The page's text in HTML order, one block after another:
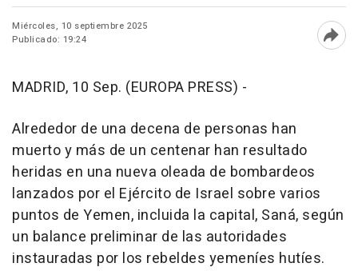
Miércoles, 10 septiembre 2025
Publicado: 19:24
MADRID, 10 Sep. (EUROPA PRESS) -
Alrededor de una decena de personas han
muerto y más de un centenar han resultado
heridas en una nueva oleada de bombardeos
lanzados por el Ejército de Israel sobre varios
puntos de Yemen, incluida la capital, Saná, según
un balance preliminar de las autoridades
instauradas por los rebeldes yemeníes hutíes.